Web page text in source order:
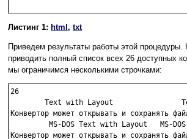
Листинг 1: html , txt
Приведем результаты работы этой
приводить полный список всех 26 доступных
мы ограничимся несколькими строчками:
26
Конвертор может открывать и сохранять
MS-DOS Text with Layout   MS-
Конвертор может открывать и сохранять